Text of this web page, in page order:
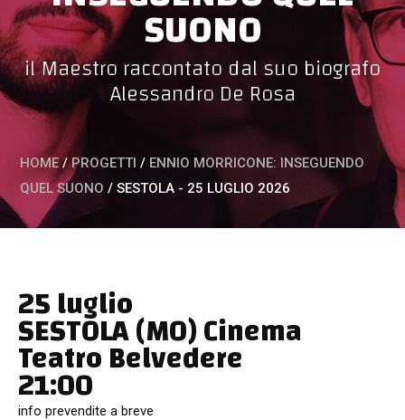
SUONO
il Maestro raccontato dal suo biografo
Alessandro De Rosa
HOME / PROGETTI / ENNIO MORRICONE: INSEGUENDO
QUEL SUONO / SESTOLA - 25 LUGLIO 2026
25 luglio
SESTOLA (MO) Cinema
Teatro Belvedere
21:00
info prevendite a breve